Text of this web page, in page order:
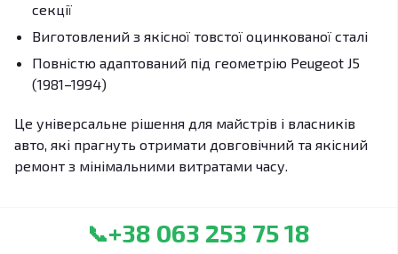
секції
Виготовлений з якісної товстої оцинкованої сталі
Повністю адаптований під геометрію Peugeot J5
(1981–1994)
Це універсальне рішення для майстрів і власників
авто, які прагнуть отримати довговічний та якісний
ремонт з мінімальними витратами часу.
📞+38 063 253 75 18